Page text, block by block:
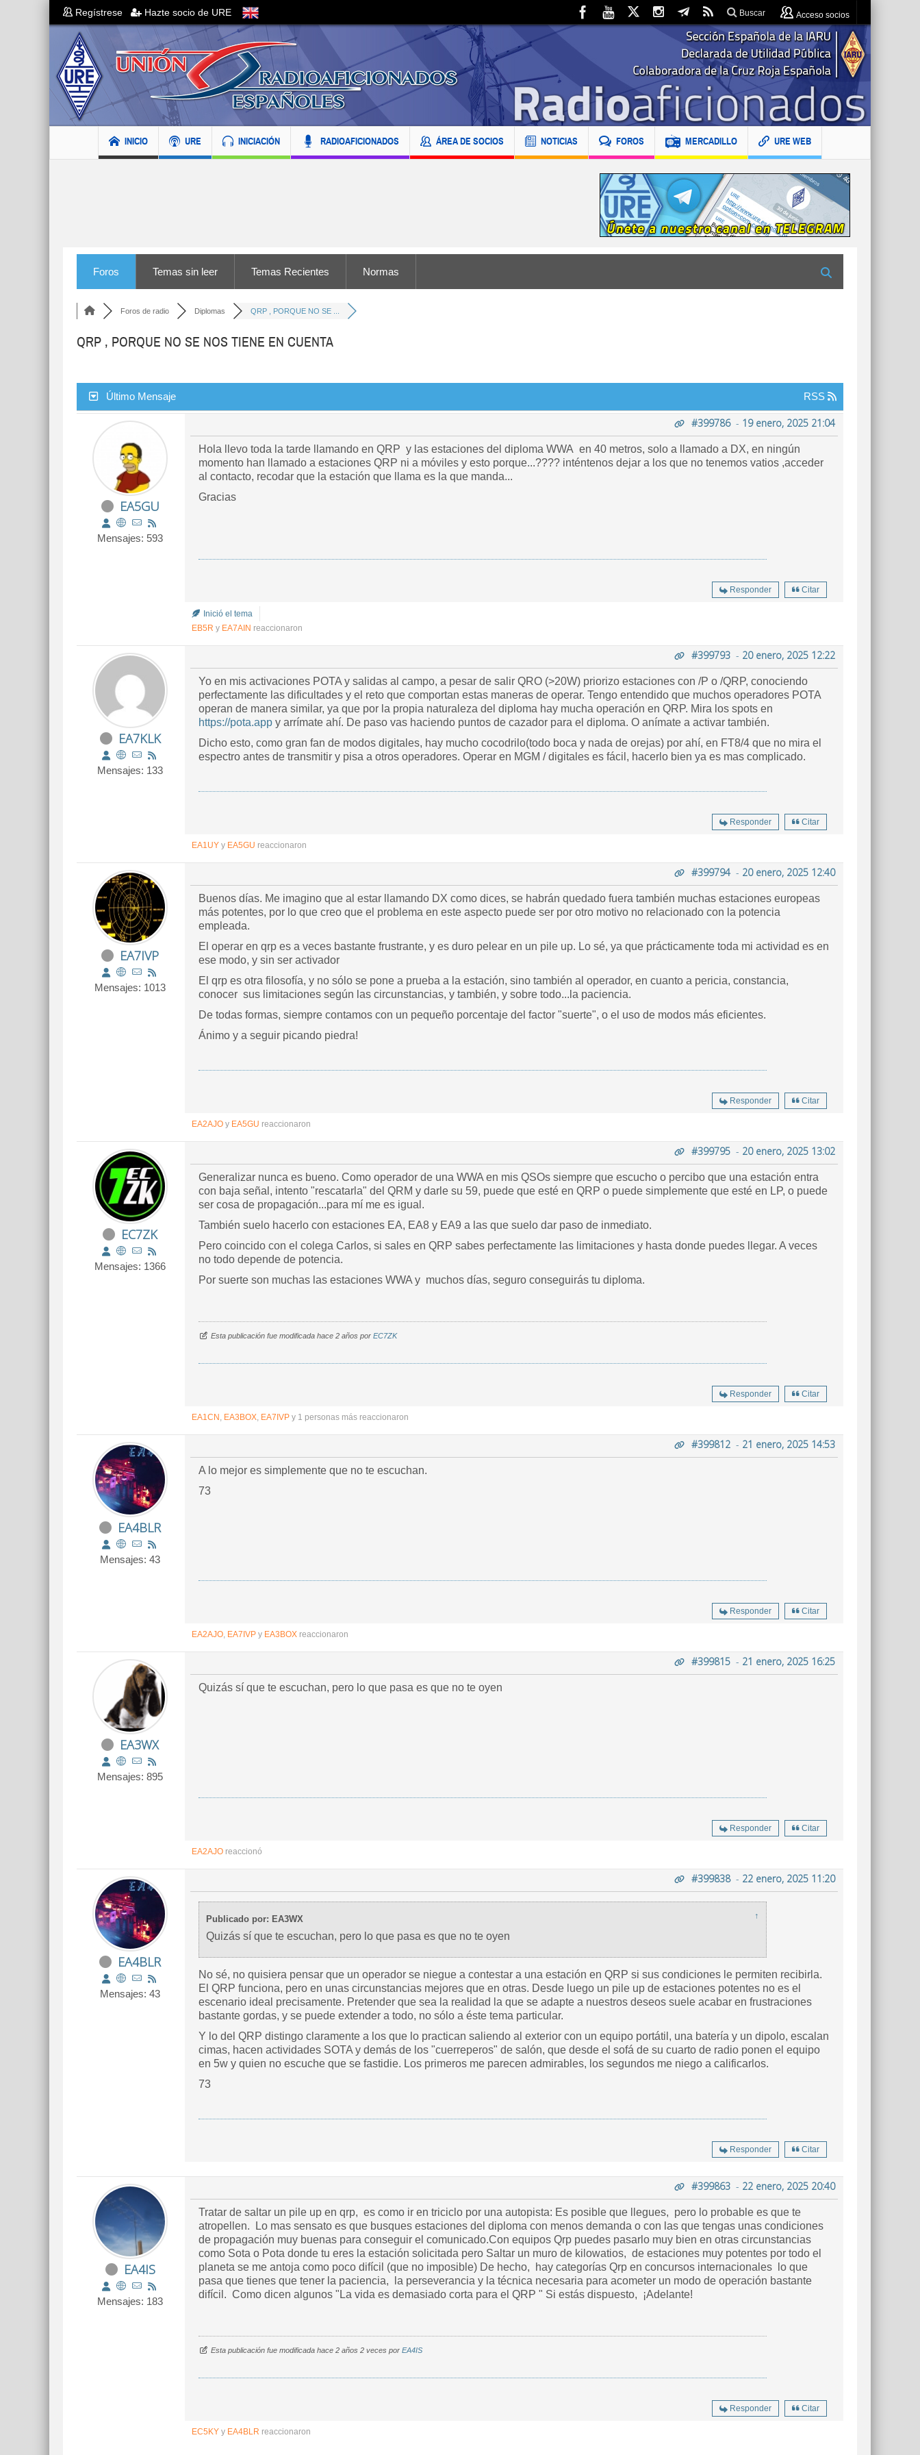
Regístrese Hazte socio de URE Buscar Acceso socios
INICIO URE INICIACIÓN RADIOAFICIONADOS ÁREA DE SOCIOS NOTICIAS FOROS MERCADILLO URE WEB
Foros Temas sin leer Temas Recientes Normas
Foros de radio Diplomas QRP , PORQUE NO SE ...
QRP , PORQUE NO SE NOS TIENE EN CUENTA
Último Mensaje RSS
EA5GU
Mensajes: 593
#399786- 19 enero, 2025 21:04
Hola llevo toda la tarde llamando en QRP y las estaciones del diploma WWA en 40 metros, solo a llamado a DX, en ningún
momento han llamado a estaciones QRP ni a móviles y esto porque...???? inténtenos dejar a los que no tenemos vatios ,acceder
al contacto, recodar que la estación que llama es la que manda...
Gracias
Responder Citar
Inició el tema
EB5R y EA7AIN reaccionaron
EA7KLK
Mensajes: 133
#399793 - 20 enero, 2025 12:22
Yo en mis activaciones POTA y salidas al campo, a pesar de salir QRO (>20W) priorizo estaciones con /P o /QRP, conociendo
perfectamente las dificultades y el reto que comportan estas maneras de operar. Tengo entendido que muchos operadores POTA
operan de manera similar, ya que por la propia naturaleza del diploma hay mucha operación en QRP. Mira los spots en
https://pota.app y arrímate ahí. De paso vas haciendo puntos de cazador para el diploma. O anímate a activar también.
Dicho esto, como gran fan de modos digitales, hay mucho cocodrilo(todo boca y nada de orejas) por ahí, en FT8/4 que no mira el
espectro antes de transmitir y pisa a otros operadores. Operar en MGM / digitales es fácil, hacerlo bien ya es mas complicado.
Responder Citar
EA1UY y EA5GU reaccionaron
EA7IVP
Mensajes: 1013
#399794- 20 enero, 2025 12:40
Buenos días. Me imagino que al estar llamando DX como dices, se habrán quedado fuera también muchas estaciones europeas
más potentes, por lo que creo que el problema en este aspecto puede ser por otro motivo no relacionado con la potencia
empleada.
El operar en qrp es a veces bastante frustrante, y es duro pelear en un pile up. Lo sé, ya que prácticamente toda mi actividad es en
ese modo, y sin ser activador
El qrp es otra filosofía, y no sólo se pone a prueba a la estación, sino también al operador, en cuanto a pericia, constancia,
conocer sus limitaciones según las circunstancias, y también, y sobre todo...la paciencia.
De todas formas, siempre contamos con un pequeño porcentaje del factor "suerte", o el uso de modos más eficientes.
Ánimo y a seguir picando piedra!
Responder Citar
EA2AJO y EA5GU reaccionaron
EC7ZK
Mensajes: 1366
#399795 - 20 enero, 2025 13:02
Generalizar nunca es bueno. Como operador de una WWA en mis QSOs siempre que escucho o percibo que una estación entra
con baja señal, intento "rescatarla" del QRM y darle su 59, puede que esté en QRP o puede simplemente que esté en LP, o puede
ser cosa de propagación...para mí me es igual.
También suelo hacerlo con estaciones EA, EA8 y EA9 a las que suelo dar paso de inmediato.
Pero coincido con el colega Carlos, si sales en QRP sabes perfectamente las limitaciones y hasta donde puedes llegar. A veces
no todo depende de potencia.
Por suerte son muchas las estaciones WWA y muchos días, seguro conseguirás tu diploma.
Esta publicación fue modificada hace 2 años por EC7ZK
Responder Citar
EA1CN , EA3BOX, EA7IVP y 1 personas más reaccionaron
EA4BLR
Mensajes: 43
#399812 - 21 enero, 2025 14:53
A lo mejor es simplemente que no te escuchan.
73
Responder Citar
EA2AJO, EA7IVP y EA3BOX reaccionaron
EA3WX
Mensajes: 895
#399815 - 21 enero, 2025 16:25
Quizás sí que te escuchan, pero lo que pasa es que no te oyen
Responder Citar
EA2AJO reaccionó
EA4BLR
Mensajes: 43
#399838- 22 enero, 2025 11:20
Publicado por: EA3WX ↑
Quizás sí que te escuchan, pero lo que pasa es que no te oyen
No sé, no quisiera pensar que un operador se niegue a contestar a una estación en QRP si sus condiciones le permiten recibirla.
El QRP funciona, pero en unas circunstancias mejores que en otras. Desde luego un pile up de estaciones potentes no es el
escenario ideal precisamente. Pretender que sea la realidad la que se adapte a nuestros deseos suele acabar en frustraciones
bastante gordas, y se puede extender a todo, no sólo a éste tema particular.
Y lo del QRP distingo claramente a los que lo practican saliendo al exterior con un equipo portátil, una batería y un dipolo, escalan
cimas, hacen actividades SOTA y demás de los "cuerreperos" de salón, que desde el sofá de su cuarto de radio ponen el equipo
en 5w y quien no escuche que se fastidie. Los primeros me parecen admirables, los segundos me niego a calificarlos.
73
Responder Citar
EA4IS
Mensajes: 183
#399863 - 22 enero, 2025 20:40
Tratar de saltar un pile up en qrp, es como ir en triciclo por una autopista: Es posible que llegues, pero lo probable es que te
atropellen. Lo mas sensato es que busques estaciones del diploma con menos demanda o con las que tengas unas condiciones
de propagación muy buenas para conseguir el comunicado.Con equipos Qrp puedes pasarlo muy bien en otras circunstancias
como Sota o Pota donde tu eres la estación solicitada pero Saltar un muro de kilowatios, de estaciones muy potentes por todo el
planeta se me antoja como poco difícil (que no imposible) De hecho, hay categorías Qrp en concursos internacionales lo que
pasa que tienes que tener la paciencia, la perseverancia y la técnica necesaria para acometer un modo de operación bastante
difícil. Como dicen algunos "La vida es demasiado corta para el QRP " Si estás dispuesto, ¡Adelante!
Esta publicación fue modificada hace 2 años 2 veces por EA4IS
Responder Citar
EC5KY y EA4BLR reaccionaron